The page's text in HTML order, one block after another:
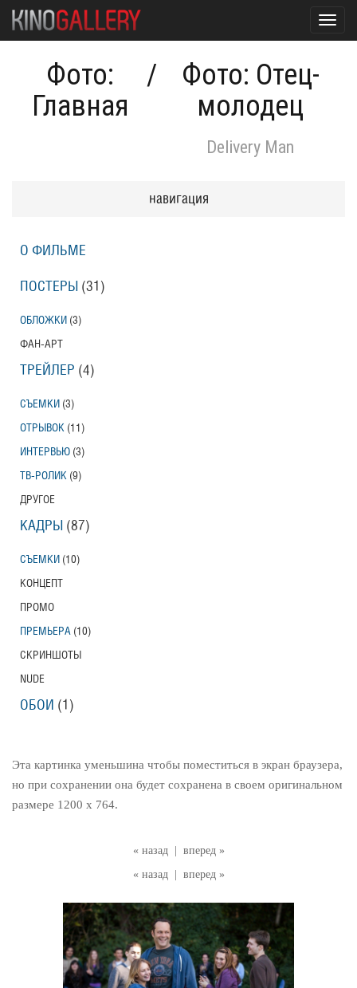
Фото:
Главная
/
Фото: Отец-
молодец
Delivery Man
« назад
вперед »
« назад
вперед »
Эта картинка уменьшина чтобы поместиться в экран браузера,
но при сохранении она будет сохранена в своем оригинальном
размере 1200 x 764.
навигация
О ФИЛЬМЕ
ПОСТЕРЫ (31)
ОБЛОЖКИ (3)
ФАН-АРТ
ТРЕЙЛЕР (4)
СЪЕМКИ (3)
ОТРЫВОК (11)
ИНТЕРВЬЮ (3)
ТВ-РОЛИК (9)
ДРУГОЕ
КАДРЫ (87)
СЪЕМКИ (10)
КОНЦЕПТ
ПРОМО
ПРЕМЬЕРА (10)
СКРИНШОТЫ
NUDE
ОБОИ (1)